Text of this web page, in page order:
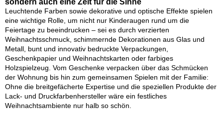
sondern auch eine Zeit für die Sinne
Leuchtende Farben sowie dekorative und optische Effekte spielen
eine wichtige Rolle, um nicht nur Kinderaugen rund um die
Feiertage zu beeindrucken – sei es durch verzierten
Weihnachtsschmuck, schimmernde Dekorationen aus Glas und
Metall, bunt und innovativ bedruckte Verpackungen,
Geschenkpapier und Weihnachtskarten oder farbiges
Holzspielzeug. Vom Geschenke verpacken über das Schmücken
der Wohnung bis hin zum gemeinsamen Spielen mit der Familie:
Ohne die breitgefächerte Expertise und die speziellen Produkte der
Lack- und Druckfarbenhersteller wäre ein festliches
Weihnachtsambiente nur halb so schön.